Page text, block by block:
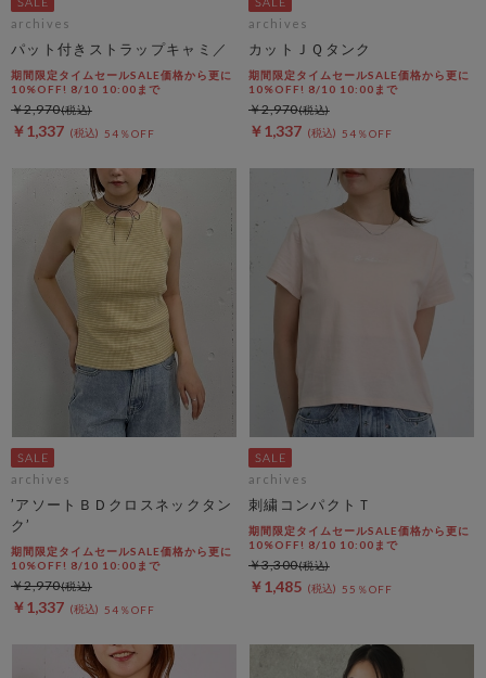
archives
パット付きストラップキャミ／
期間限定タイムセールSALE価格から更に
10%OFF! 8/10 10:00まで
￥1,337 54％OFF
￥2,970
archives
カットＪＱタンク
期間限定タイムセールSALE価格から更に
10%OFF! 8/10 10:00まで
￥1,337 54％OFF
￥2,970
archives
’アソートＢＤクロスネックタン
ク’
期間限定タイムセールSALE価格から更に
10%OFF! 8/10 10:00まで
￥1,337 54％OFF
￥2,970
archives
刺繍コンパクトＴ
期間限定タイムセールSALE価格から更に
10%OFF! 8/10 10:00まで
￥1,485 55％OFF
￥3,300